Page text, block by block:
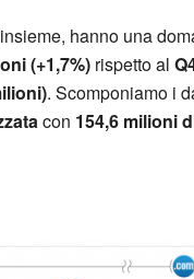
hanno una
(+1,7%) rispetto al
. Scomponiamo i
con 154,6 milioni